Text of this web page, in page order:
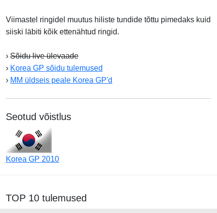
Viimastel ringidel muutus hiliste tundide tõttu pimedaks kuid
siiski läbiti kõik ettenähtud ringid.
› Sõidu live ülevaade
› Korea GP sõidu tulemused
› MM üldseis peale Korea GP'd
Seotud võistlus
Korea GP 2010
TOP 10 tulemused